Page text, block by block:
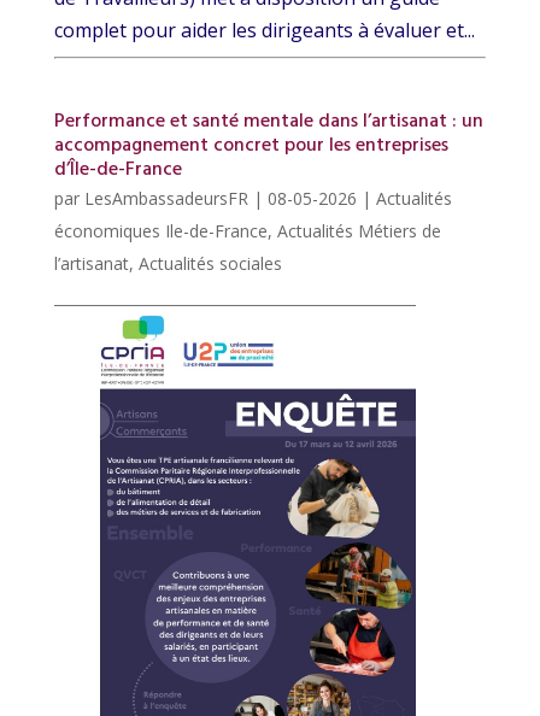
complet pour aider les dirigeants à évaluer et...
Performance et santé mentale dans l’artisanat : un
accompagnement concret pour les entreprises
d’Île-de-France
par LesAmbassadeursFR | 08-05-2026 | Actualités
économiques Ile-de-France, Actualités Métiers de
l’artisanat, Actualités sociales